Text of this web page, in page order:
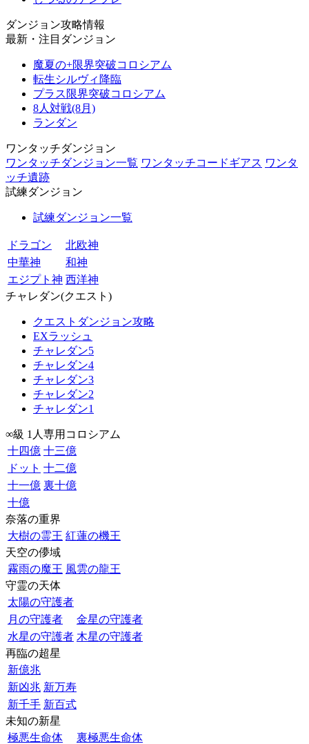
ダンジョン攻略情報
最新・注目ダンジョン
魔夏の+限界突破コロシアム
転生シルヴィ降臨
プラス限界突破コロシアム
8人対戦(8月)
ランダン
ワンタッチダンジョン
ワンタッチダンジョン一覧 ワンタッチコードギアス ワンタ
ッチ遺跡
試練ダンジョン
試練ダンジョン一覧
ドラゴン
北欧神
中華神
和神
エジプト神 西洋神
チャレダン(クエスト)
クエストダンジョン攻略
EXラッシュ
チャレダン5
チャレダン4
チャレダン3
チャレダン2
チャレダン1
∞級 1人専用コロシアム
十四億 十三億
ドット 十二億
十一億 裏十億
十億
奈落の重界
大樹の霊王 紅蓮の機王
天空の儚域
霧雨の魔王 風雲の龍王
守霊の天体
太陽の守護者
月の守護者
金星の守護者
水星の守護者 木星の守護者
再臨の超星
新億兆
新凶兆 新万寿
新千手 新百式
未知の新星
極悪生命体
裏極悪生命体